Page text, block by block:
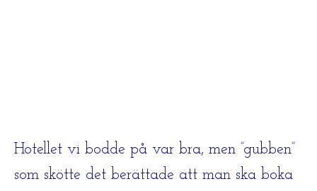
Hotellet vi bodde på var bra, men ”gubben”
som skötte det berättade att man ska boka